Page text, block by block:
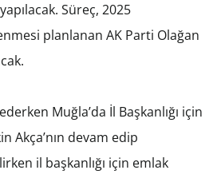
Süreç, 2025
planlanan AK Parti Olağan
Muğla’da İl Başkanlığı için
Akça’nın devam edip
il başkanlığı için emlak